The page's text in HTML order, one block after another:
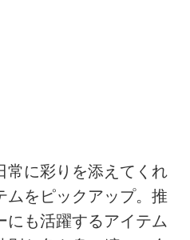
常に彩りを添えてくれ
ムをピックアップ。推
にも活躍するアイテム